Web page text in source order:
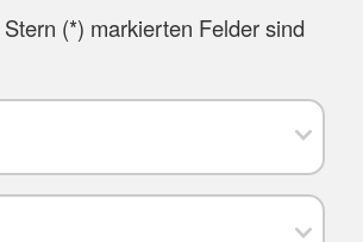
(*) markierten Felder sind